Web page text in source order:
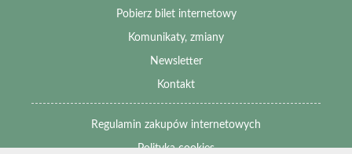
Pobierz bilet internetowy
Komunikaty, zmiany
Newsletter
Kontakt
Regulamin zakupów internetowych
Polityka cookies